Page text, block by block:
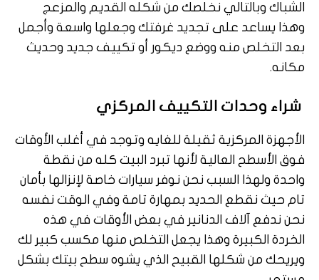
الشباك وبالتالي نخلصك من شكله القديم والمزعج
وهذا يساعد على تجديد غرفتك وجعلها واسعة وأجمل
بعد التخلص منه ووضع ديكور أو تكييف جديد وحديث
مكانه.
شراء وحدات التكييف المركزي
الأجهزة المركزية ثقيلة للغايه وتوجد في أغلب الأوقات
فوق الأسطح العالية لأنها تبرد البيت كله من نقطة
واحدة ولهذا السبب نحن نوفر سيارات خاصة لإنزالها بأمان
تام حيث نقطع الحديد بمهارة تامة وفي الوقت نفسه
نحن ندفع آلاف الدنانير في بعض الأوقات في هذه
الخردة الكبيرة وهذا يجعل التخلص منها مكسب كبير لك
ويريحك من شكلها القبيح الذي يشوه سطح بيتك بشكل